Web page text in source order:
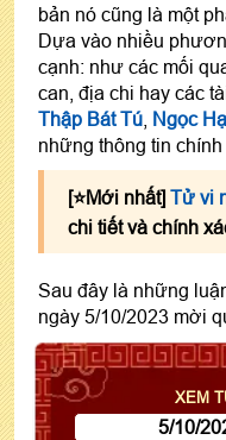
bản nó cũng là một
Dựa vào nhiều
cạnh: như các mối
can, địa chi hay các
Thập Bát Tú Ngọc
những thông tin
[⭐️Mới nhất] Tử vi
chi tiết và chính
Sau đây là những
ngày 5/10/2023 mời
XEM